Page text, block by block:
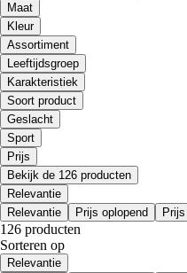
Maat
Kleur
Assortiment
Leeftijdsgroep
Karakteristiek
Soort product
Geslacht
Sport
Prijs
Bekijk de 126 producten
Relevantie
Relevantie
Prijs oplopend
126 producten
Sorteren op
Relevantie